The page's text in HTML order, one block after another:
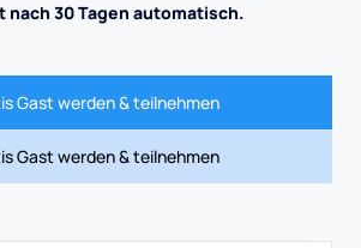
nach 30 Tagen automatisch.
Gast werden & teilnehmen
Gast werden & teilnehmen